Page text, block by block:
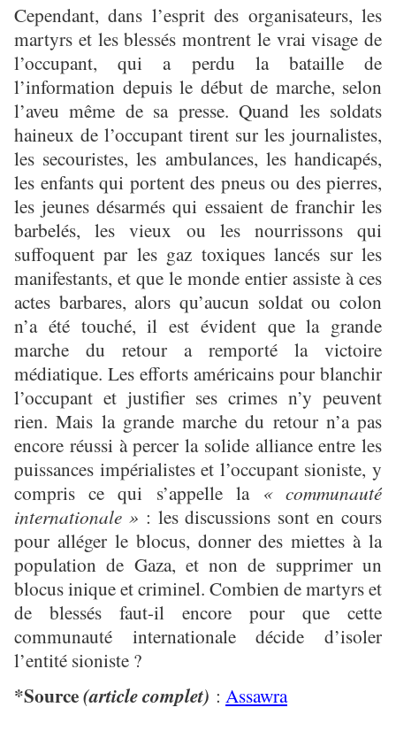
Cependant, dans l’esprit des organisateurs, les
martyrs et les blessés montrent le vrai visage de
l’occupant, qui a perdu la bataille de
l’information depuis le début de marche, selon
l’aveu même de sa presse. Quand les soldats
haineux de l’occupant tirent sur les journalistes,
les secouristes, les ambulances, les handicapés,
les enfants qui portent des pneus ou des pierres,
les jeunes désarmés qui essaient de franchir les
barbelés, les vieux ou les nourrissons qui
suffoquent par les gaz toxiques lancés sur les
manifestants, et que le monde entier assiste à ces
actes barbares, alors qu’aucun soldat ou colon
n’a été touché, il est évident que la grande
marche du retour a remporté la victoire
médiatique. Les efforts américains pour blanchir
l’occupant et justifier ses crimes n’y peuvent
rien. Mais la grande marche du retour n’a pas
encore réussi à percer la solide alliance entre les
puissances impérialistes et l’occupant sioniste, y
compris ce qui s’appelle la « communauté
internationale » : les discussions sont en cours
pour alléger le blocus, donner des miettes à la
population de Gaza, et non de supprimer un
blocus inique et criminel. Combien de martyrs et
de blessés faut-il encore pour que cette
communauté internationale décide d’isoler
l’entité sioniste ?
*Source(article complet) : Assawra